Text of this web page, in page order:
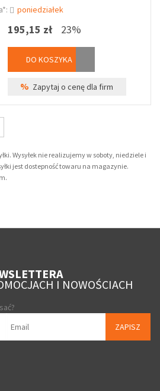
poniedziałek
195,15 zł 23%
DO KOSZYKA
% Zapytaj o cenę dla firm
Wysyłek nie realizujemy w soboty, niedziele i
jest dostepność towaru na magazynie.
I NOWOŚCIACH
ZAPISZ